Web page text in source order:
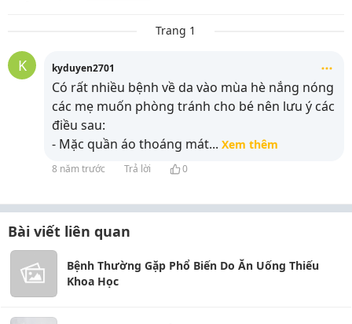
Trang 1
K kyduyen2701
Có rất nhiều bệnh về da vào mùa hè nắng nóng
các mẹ muốn phòng tránh cho bé nên lưu ý các
điều sau:
- Mặc quần áo thoáng mát... Xem thêm
8 năm trước Trả lời 0
Bài viết liên quan
Bệnh Thường Gặp Phổ Biến Do Ăn Uống Thiếu
Khoa Học